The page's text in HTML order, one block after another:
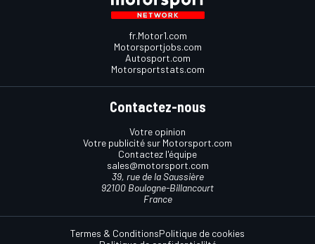
fr.Motor1.com
Motorsportjobs.com
Autosport.com
Motorsportstats.com
Contactez-nous
Votre opinion
Votre publicité sur Motorsport.com
Contactez l'équipe
sales@motorsport.com
39, rue de la Saussière
92100 Boulogne-Billancourt
France
Termes & ConditionsPolitique de cookies